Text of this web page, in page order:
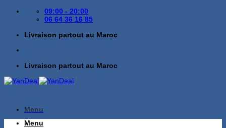
Passer
09:00 - 20:00
06 64 36 16 85
Livraison partout au Maroc
Livraison partout au Maroc
Menu
Menu